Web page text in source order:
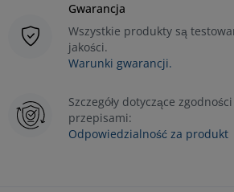
Gwarancja
Wszystkie produkty są
jakości.
Warunki gwarancji.
Szczegóły dotyczące
przepisami:
Odpowiedzialność za produkt